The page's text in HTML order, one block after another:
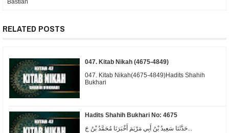
Bastian
RELATED POSTS
047. Kitab Nikah (4675-4849)
047. Kitab Nikah(4675-4849)Hadits Shahih
Bukhari
Hadits Shahih Bukhari No: 4675
حَدَّثَنَا سَعِيدُ بْنُ أَبِي مَرْيَمَ أَخْبَرَنَا مُحَمَّدُ بْنُ جَ...